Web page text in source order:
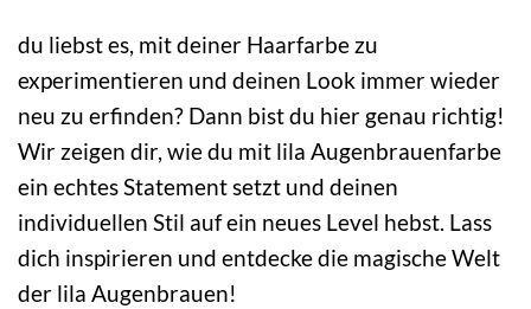
du liebst es, mit deiner Haarfarbe zu
experimentieren und deinen Look immer wieder
neu zu erfinden? Dann bist du hier genau richtig!
Wir zeigen dir, wie du mit lila Augenbrauenfarbe
ein echtes Statement setzt und deinen
individuellen Stil auf ein neues Level hebst. Lass
dich inspirieren und entdecke die magische Welt
der lila Augenbrauen!